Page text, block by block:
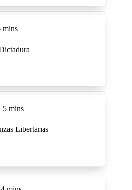
mins
5 mins
Libertarias